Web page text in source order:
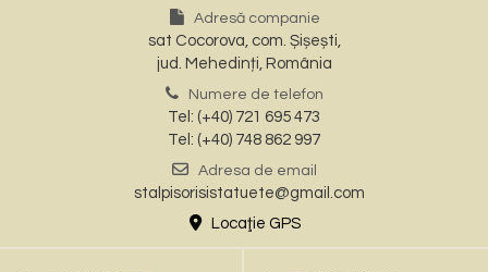
Adresă companie
sat Cocorova, com. Șișești,
jud. Mehedinți, România
Numere de telefon
Tel: (+40) 721 695 473
Tel: (+40) 748 862 997
Adresa de email
stalpisorisistatuete@gmail.com
Locaţie GPS